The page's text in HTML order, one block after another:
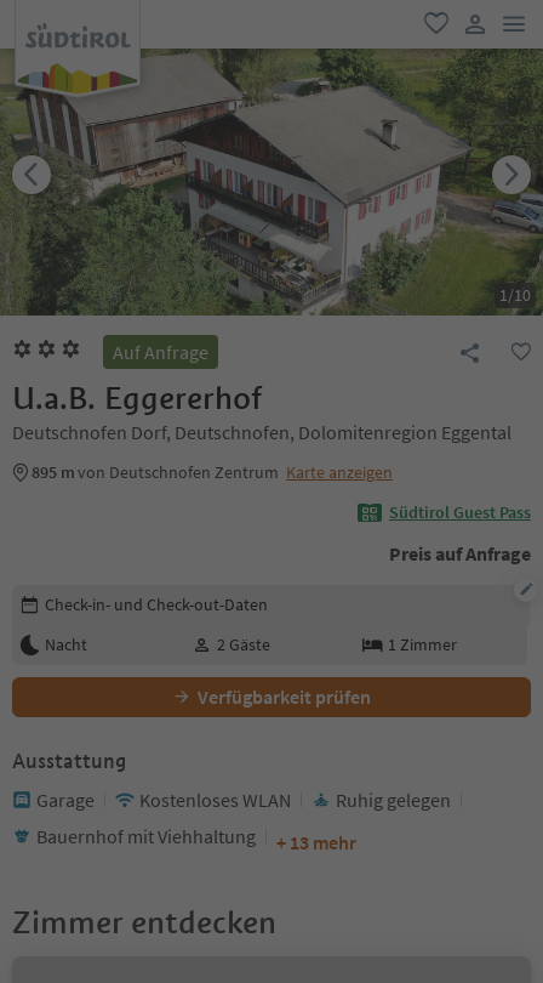
favorit
user link
1/10
Auf Anfrage
U.a.B. Eggererhof
Deutschnofen Dorf, Deutschnofen, Dolomitenregion Eggental
895 mvon Deutschnofen Zentrum Karte anzeigen
Südtirol Guest Pass
Preis auf Anfrage
Buchungsdetails bearbeiten
Check-in- und Check-out-Daten
Nacht
2 Gäste 1 Zimmer
Verfügbarkeit prüfen
Ausstattung
Garage Kostenloses WLAN
Ruhig gelegen
Bauernhof mit Viehhaltung
+ 13 mehr
Zimmer entdecken